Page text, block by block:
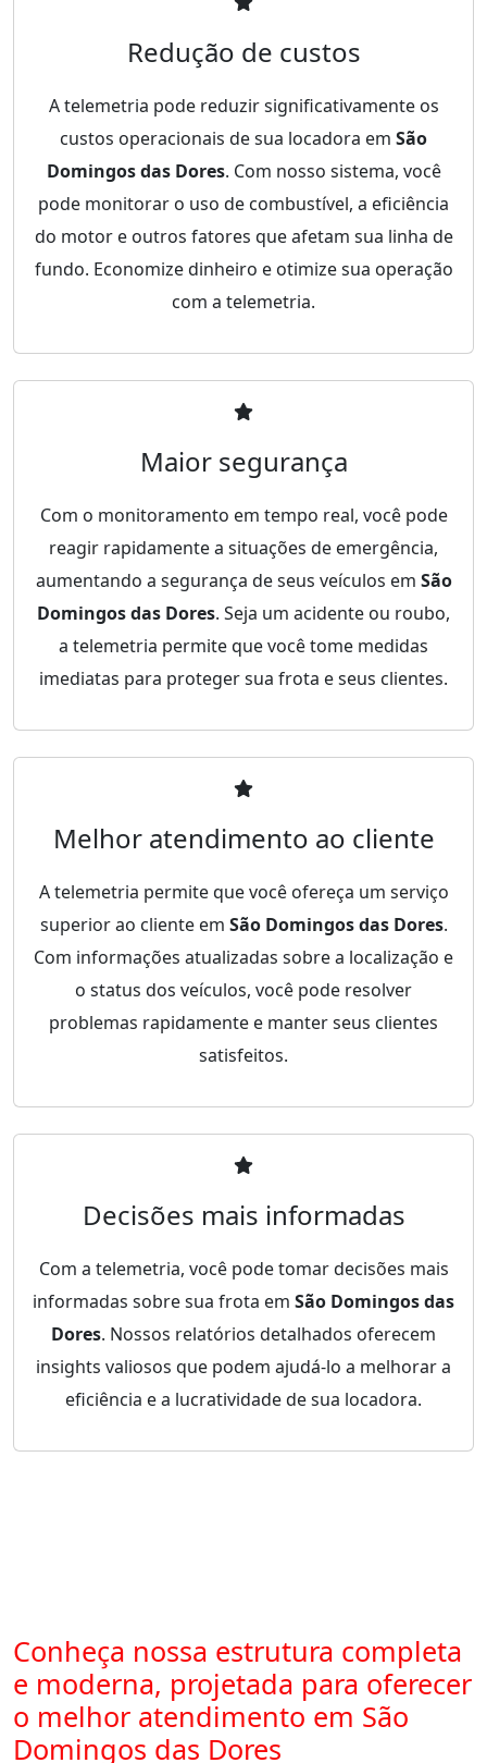
Redução de custos
A telemetria pode reduzir significativamente os
custos operacionais de sua locadora em São
Domingos das Dores. Com nosso sistema, você
pode monitorar o uso de combustível, a eficiência
do motor e outros fatores que afetam sua linha de
fundo. Economize dinheiro e otimize sua operação
com a telemetria.
Maior segurança
Com o monitoramento em tempo real, você pode
reagir rapidamente a situações de emergência,
aumentando a segurança de seus veículos em São
Domingos das Dores. Seja um acidente ou roubo,
a telemetria permite que você tome medidas
imediatas para proteger sua frota e seus clientes.
Melhor atendimento ao cliente
A telemetria permite que você ofereça um serviço
superior ao cliente em São Domingos das Dores.
Com informações atualizadas sobre a localização e
o status dos veículos, você pode resolver
problemas rapidamente e manter seus clientes
satisfeitos.
Decisões mais informadas
Com a telemetria, você pode tomar decisões mais
informadas sobre sua frota em São Domingos das
Dores. Nossos relatórios detalhados oferecem
insights valiosos que podem ajudá-lo a melhorar a
eficiência e a lucratividade de sua locadora.
Conheça nossa estrutura completa
e moderna, projetada para oferecer
o melhor atendimento em São
Domingos das Dores